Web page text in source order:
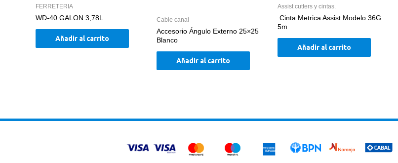
FERRETERIA
WD-40 GALON 3,78L
Añadir al carrito
Cable canal
Accesorio Ángulo Externo 25×25
Blanco
Añadir al carrito
Assist cutters y cintas.
Cinta Metrica Assist Modelo 36G
5m
Añadir al carrito